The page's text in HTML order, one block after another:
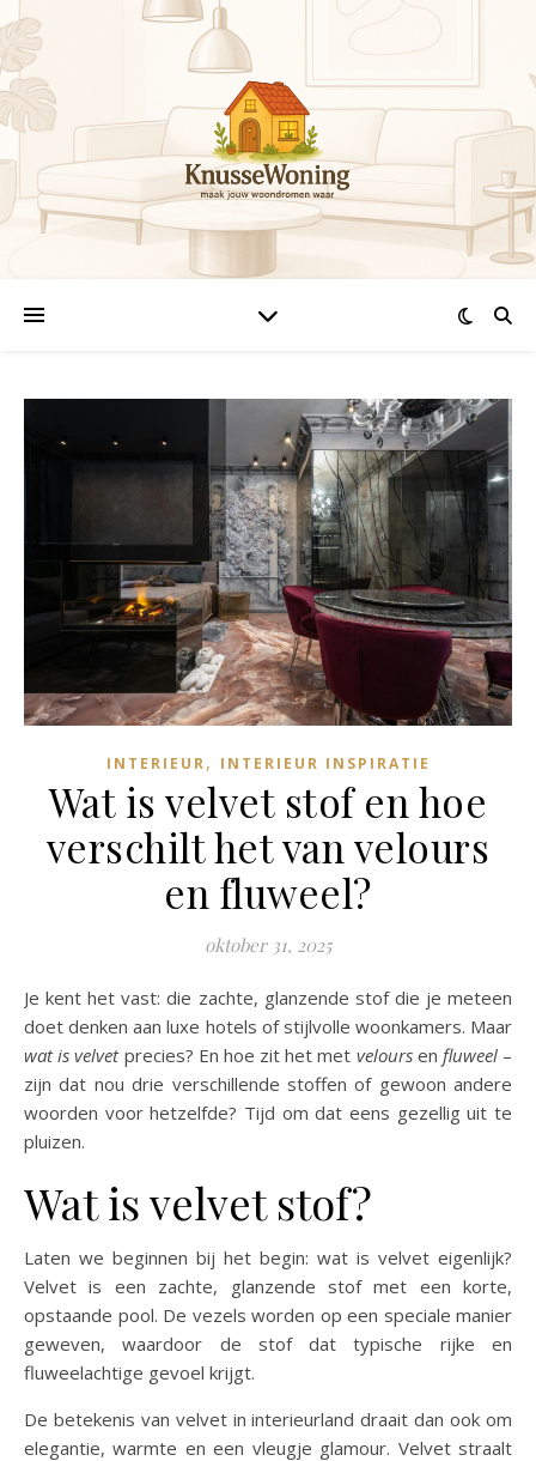
INTERIEUR, INTERIEUR INSPIRATIE
Wat is velvet stof en hoe
verschilt het van velours
en fluweel?
oktober 31, 2025
Je kent het vast: die zachte, glanzende stof die je meteen
doet denken aan luxe hotels of stijlvolle woonkamers. Maar
wat is velvetprecies? En hoe zit het met veloursen fluweel–
zijn dat nou drie verschillende stoffen of gewoon andere
woorden voor hetzelfde? Tijd om dat eens gezellig uit te
pluizen.
Wat is velvet stof?
Laten we beginnen bij het begin: wat is velvet eigenlijk?
Velvet is een zachte, glanzende stof met een korte,
opstaande pool. De vezels worden op een speciale manier
geweven, waardoor de stof dat typische rijke en
fluweelachtige gevoel krijgt.
De betekenis van velvet in interieurland draait dan ook om
elegantie, warmte en een vleugje glamour. Velvet straalt